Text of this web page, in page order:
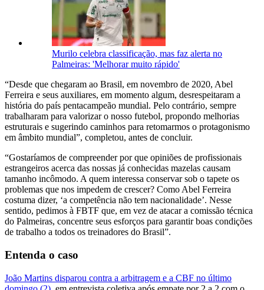
Murilo celebra classificação, mas faz alerta no
Palmeiras: 'Melhorar muito rápido'
“Desde que chegaram ao Brasil, em novembro de 2020, Abel
Ferreira e seus auxiliares, em momento algum, desrespeitaram a
história do país pentacampeão mundial. Pelo contrário, sempre
trabalharam para valorizar o nosso futebol, propondo melhorias
estruturais e sugerindo caminhos para retomarmos o protagonismo
em âmbito mundial”, completou, antes de concluir.
“Gostaríamos de compreender por que opiniões de profissionais
estrangeiros acerca das nossas já conhecidas mazelas causam
tamanho incômodo. A quem interessa conservar sob o tapete os
problemas que nos impedem de crescer? Como Abel Ferreira
costuma dizer, ‘a competência não tem nacionalidade’. Nesse
sentido, pedimos à FBTF que, em vez de atacar a comissão técnica
do Palmeiras, concentre seus esforços para garantir boas condições
de trabalho a todos os treinadores do Brasil”.
Entenda o caso
João Martins disparou contra a arbitragem e a CBF no último